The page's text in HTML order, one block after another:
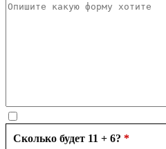
Сколько будет 11 + 6? *